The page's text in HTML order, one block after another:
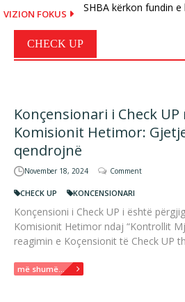
VIZION FOKUS SHBA kërkon fundin
Historia e kalit të
CHECK UP
Konçensionari i Check
Komisionit Hetimor:
qendrojnë
November 18, 2024 Comment
CHECK UP KONCENSIONARI
Konçensioni i Check UP i është
Komisionit Hetimor ndaj “Kontrollit
reagimin e Koçensionit të Check UP
më shumë...